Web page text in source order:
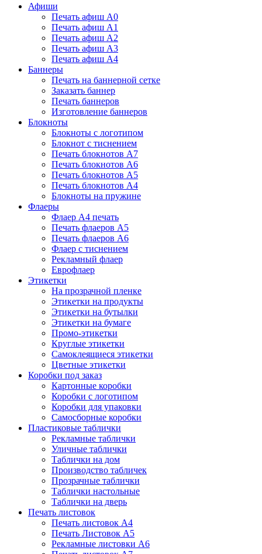
Афиши
Печать афиш А0
Печать афиш А1
Печать афиш А2
Печать афиш А3
Печать афиш А4
Баннеры
Печать на баннерной сетке
Заказать баннер
Печать баннеров
Изготовление баннеров
Блокноты
Блокноты с логотипом
Блокнот с тиснением
Печать блокнотов А7
Печать блокнотов А6
Печать блокнотов А5
Печать блокнотов А4
Блокноты на пружине
Флаеры
Флаер А4 печать
Печать флаеров А5
Печать флаеров А6
Флаер с тиснением
Рекламный флаер
Еврофлаер
Этикетки
На прозрачной пленке
Этикетки на продукты
Этикетки на бутылки
Этикетки на бумаге
Промо-этикетки
Круглые этикетки
Самоклеящиеся этикетки
Цветные этикетки
Коробки под заказ
Картонные коробки
Коробки с логотипом
Коробки для упаковки
Самосборные коробки
Пластиковые таблички
Рекламные таблички
Уличные таблички
Таблички на дом
Производство табличек
Прозрачные таблички
Таблички настольные
Таблички на дверь
Печать листовок
Печать листовок А4
Печать Листовок А5
Рекламные листовки А6